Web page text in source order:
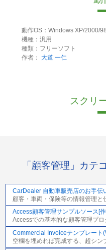
動作OS：Windows XP/2000/98
機種：汎用
種類：フリーソフト
作者： 大道 一仁
スクリ
「顧客管理」カテ
CarDealer 自動車販売店のお手伝
顧客・車両・保険等の情報管理と
Access顧客管理サンプルソース[
Accessでの基本的な顧客管理プ
Commercial Invoiceテンプレート
空欄を埋めれば完成する、超シン